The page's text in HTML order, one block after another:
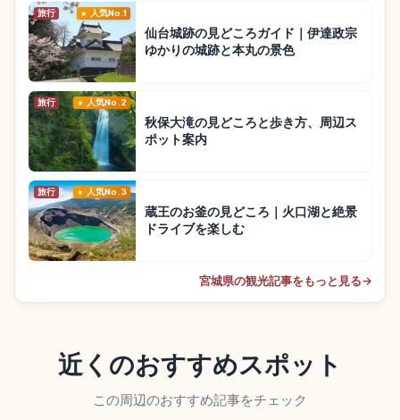
旅行 人気No.1
仙台城跡の見どころガイド｜伊達政宗
ゆかりの城跡と本丸の景色
旅行 人気No.2
秋保大滝の見どころと歩き方、周辺ス
ポット案内
旅行 人気No.3
蔵王のお釜の見どころ｜火口湖と絶景
ドライブを楽しむ
宮城県の観光記事をもっと見る→
近くのおすすめスポット
この周辺のおすすめ記事をチェック